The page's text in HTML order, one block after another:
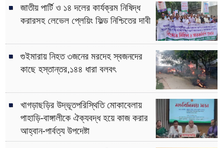
জাতীয় পার্টি ও ১৪ দলের কার্যক্রম নিষিদ্ধ
করারসহ লেভেল প্লেয়িং ফিল্ড নিশ্চিতের দাবী
গুইমারায় নিহত ৩জনের মরদেহ স্বজনদের
কাছে হস্তান্তর,১৪৪ ধারা বলবৎ
খাগড়াছড়ির উদ্ভূতপরিস্থিতি মোকাবেলায়
পাহাড়ি-বাঙ্গালীকে ঐক্যবদ্ধ হয়ে কাজ করার
আহ্বান-পার্বত্য উপদেষ্টা